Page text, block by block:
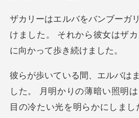
チャージ
閲覧履歴
ログアウトします
けました。 それから彼女はザカ
月明かりの薄暗い照明
目の冷たい光